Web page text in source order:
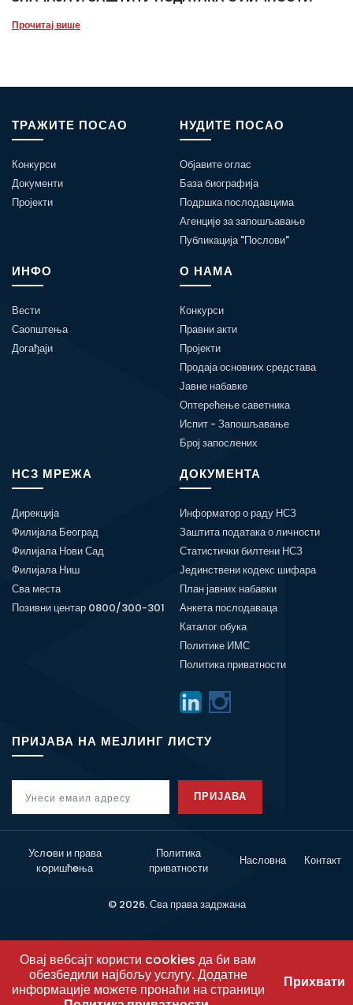
Прочитај више
ТРАЖИТЕ ПОСАО
Конкурси
Документи
Пројекти
НУДИТЕ ПОСАО
Објавите оглас
База биографија
Подршка послодавцима
Агенције за запошљавање
Публикација "Послови"
ИНФО
Вести
Саопштења
Догађаји
О НАМА
Конкурси
Правни акти
Пројекти
Продаја основних средстава
Јавне набавке
Оптерећење саветника
Испит - Запошљавање
Број запослених
НСЗ МРЕЖА
Дирекција
Филијала Београд
Филијала Нови Сад
Филијала Ниш
Сва места
Позивни центар 0800/300-301
ДОКУМЕНТА
Информатор о раду НСЗ
Заштита података о личности
Статистички билтени НСЗ
Јединствени кодекс шифара
План јавних набавки
Анкета послодаваца
Каталог обука
Политике ИМС
Политика приватности
ПРИЈАВА НА МЕЈЛИНГ ЛИСТУ
ПРИЈАВА
Услoви и права
кoришћeња
Политика
приватности
Насловна Контакт
© 2026. Сва права задржана
Овај вебсајт користи cookies да би вам
обезбедили најбољу услугу. Додатне
информације можете пронаћи на страници
Прихвати